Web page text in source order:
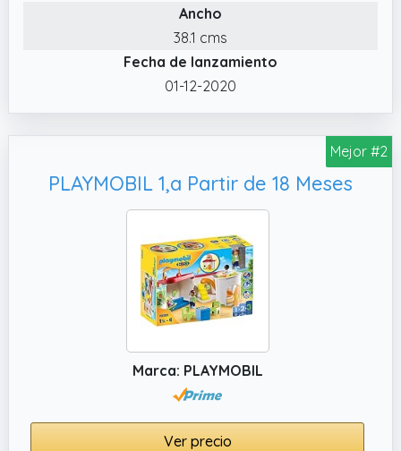
pilas de 1,5 V),Material: plástico, LxDxH:
50,5x27x19,5 cm, 70280
Ancho
38.1 cms
Fecha de lanzamiento
01-12-2020
Mejor #2
PLAYMOBIL 1,a Partir de 18 Meses
Marca: PLAYMOBIL
Ver precio